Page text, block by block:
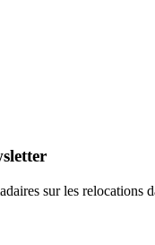
sur les relocations